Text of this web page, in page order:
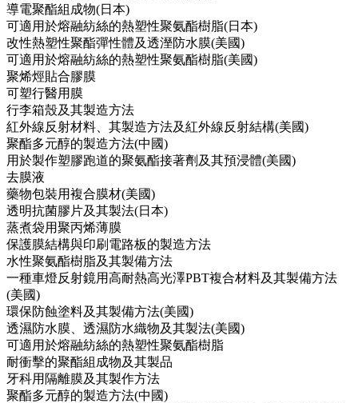
導電聚酯組成物(日本)
可適用於熔融紡絲的熱塑性聚氨酯樹脂(日本)
改性熱塑性聚酯彈性體及透溼防水膜(美國)
可適用於熔融紡絲的熱塑性聚氨酯樹脂(美國)
聚烯烴貼合膠膜
可塑行醫用膜
行李箱殼及其製造方法
紅外線反射材料、其製造方法及紅外線反射結構(美國)
聚酯多元醇的製造方法(中國)
用於製作塑膠跑道的聚氨酯接著劑及其預浸體(美國)
去膜液
藥物包裝用複合膜材(美國)
透明抗菌膠片及其製法(日本)
蒸煮袋用聚丙烯薄膜
保護膜結構與印刷電路板的製造方法
水性聚氨酯樹脂及其製備方法
一種車燈反射鏡用高耐熱高光澤PBT複合材料及其製備方法
(美國)
環保防蝕塗料及其製備方法(美國)
透濕防水膜、透濕防水織物及其製法(美國)
可適用於熔融紡絲的熱塑性聚氨酯樹脂
耐衝擊的聚酯組成物及其製品
牙科用隔離膜及其製作方法
聚酯多元醇的製造方法(中國)